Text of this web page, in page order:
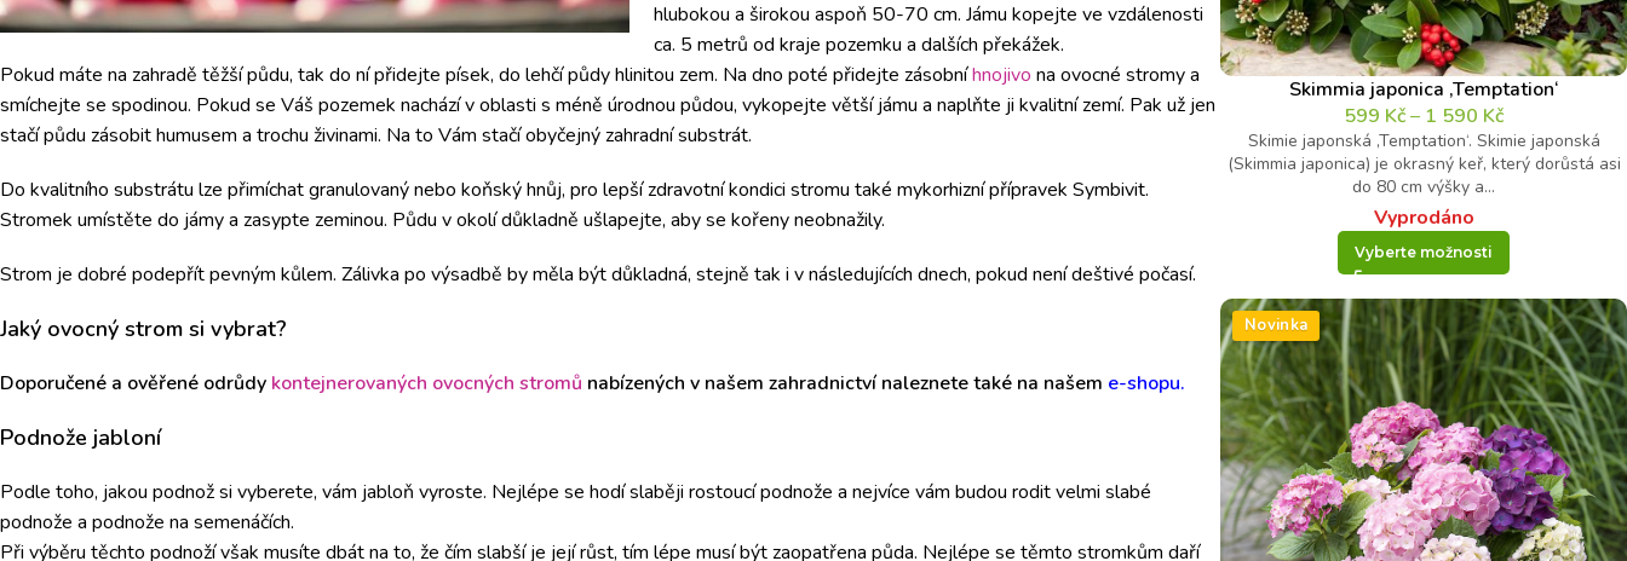
hlubokou a širokou aspoň 50-70 cm. Jámu kopejte ve vzdálenosti
ca. 5 metrů od kraje pozemku a dalších překážek.
Pokud máte na zahradě těžší půdu, tak do ní přidejte písek, do lehčí půdy hlinitou zem. Na dno poté přidejte zásobníhnojivo na ovocné stromy a
smíchejte se spodinou. Pokud se Váš pozemek nachází v oblasti s méně úrodnou půdou, vykopejte větší jámu a naplňte ji kvalitní zemí. Pak už jen
stačí půdu zásobit humusem a trochu živinami. Na to Vám stačí obyčejný zahradní substrát.
Do kvalitního substrátu lze přimíchat granulovaný nebo koňský hnůj, pro lepší zdravotní kondici stromu také mykorhizní přípravek Symbivit.
Stromek umístěte do jámy a zasypte zeminou. Půdu v okolí důkladně ušlapejte, aby se kořeny neobnažily.
Strom je dobré podepřít pevným kůlem. Zálivka po výsadbě by měla být důkladná, stejně tak i v následujících dnech, pokud není deštivé počasí.
Jaký ovocný strom si vybrat?
Doporučené a ověřené odrůdy kontejnerovaných ovocných stromů nabízených v našem zahradnictví naleznete také na našem e-shopu.
Podnože jabloní
Podle toho, jakou podnož si vyberete, vám jabloň vyroste. Nejlépe se hodí slaběji rostoucí podnože a nejvíce vám budou rodit velmi slabé
podnože a podnože na semenáčích.
Při výběru těchto podnoží však musíte dbát na to, že čím slabší je její růst, tím lépe musí být zaopatřena půda. Nejlépe se těmto stromkům daří
Skimmia japonica ‚Temptation‘
599 Kč– 1 590 Kč
Skimie japonská ‚Temptation‘. Skimie japonská
(Skimmia japonica) je okrasný keř, který dorůstá asi
do 80 cm výšky a...
Vyprodáno
Vyberte možnosti
Novinka